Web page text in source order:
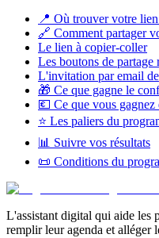
📍 Où trouver votre
🔗 Comment partager
Le lien à copier-coller
Les boutons de partage
L'invitation par email
🎁 Ce que gagne le
💶 Ce que vous gagnez
⭐ Les paliers du
📊 Suivre vos résultats
📜 Conditions du
L'assistant digital qui aide les
remplir leur agenda et alléger